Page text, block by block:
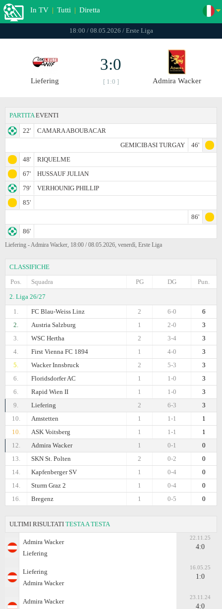
In TV | Tutti | Diretta
18:00 / 08.05.2026 / Erste Liga
Liefering
3:0
[ 1:0 ] Admira Wacker
PARTITA EVENTI
22'
CAMARA ABOUBACAR
GEMICIBASI TURGAY
46'
48'
RIQUELME
67'
HUSSAUF JULIAN
79'
VERHOUNIG PHILLIP
85'
86'
86'
Liefering - Admira Wacker, 18:00 / 08.05.2026, venerdì, Erste Liga
CLASSIFICHE
Pos.
Squadra Pun.
DG
PG
2. Liga 26/27
1.
FC Blau-Weiss Linz 6
6-0
2
2.
Austria Salzburg 3
2-0
1
3.
WSC Hertha 3
3-4
2
4.
First Vienna FC 1894 3
4-0
1
5.
Wacker Innsbruck 3
5-3
2
6.
Floridsdorfer AC 3
1-0
1
6.
Rapid Wien II 3
1-0
1
9.
Liefering 3
6-3
2
10.
Amstetten 1
1-1
1
10.
ASK Voitsberg 1
1-1
1
12.
Admira Wacker 0
0-1
1
13.
SKN St. Polten 0
0-2
2
14.
Kapfenberger SV 0
0-4
1
14.
Sturm Graz 2 0
0-4
1
16.
Bregenz 0
0-5
1
ULTIMI RISULTATI TESTA A TESTA
Admira Wacker
Liefering
22.11.25
4:0
Liefering
Admira Wacker
16.05.25
1:0
Admira Wacker
23.11.24
4:0